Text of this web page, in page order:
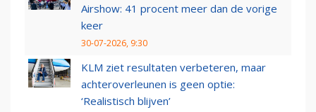
Airshow: 41 procent meer dan de vorige
keer
30-07-2026, 9:30
KLM ziet resultaten verbeteren, maar
achteroverleunen is geen optie:
‘Realistisch blijven’